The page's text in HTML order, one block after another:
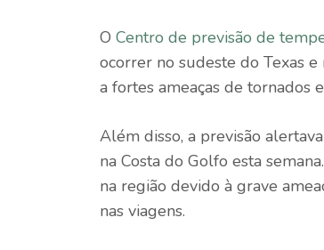
O Centro de previsão de
ocorrer no sudeste do Texas
a fortes ameaças de tornados
Além disso, a previsão
na Costa do Golfo esta
na região devido à grave
nas viagens.